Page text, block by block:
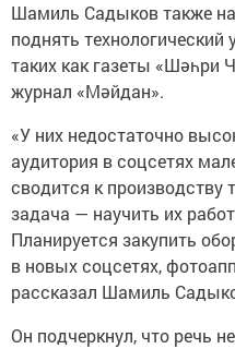
Шамиль Садыков также
поднять
таких как газеты «Шәһри
журнал «Мәйдан».
«У них недостаточно
аудитория в соцсетях
сводится к
задача — научить их
Планируется закупить
в новых соцсетях,
рассказал Шамиль
Он подчеркнул, что речь